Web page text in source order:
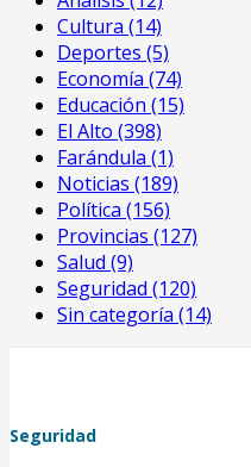
Cultura (14)
Deportes (5)
Economía (74)
Educación (15)
El Alto (398)
Farándula (1)
Noticias (189)
Política (156)
Provincias (127)
Salud (9)
Seguridad (120)
Sin categoría (14)
Seguridad